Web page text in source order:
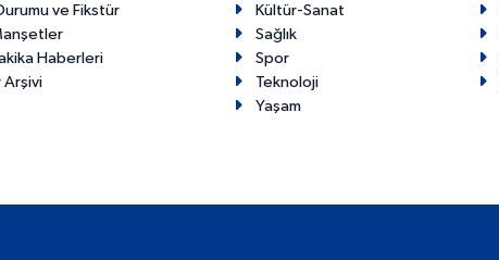
ve Fikstür
Haberleri
Arşivi
Kültür-Sanat
Sağlık
Spor
Teknoloji
Yaşam